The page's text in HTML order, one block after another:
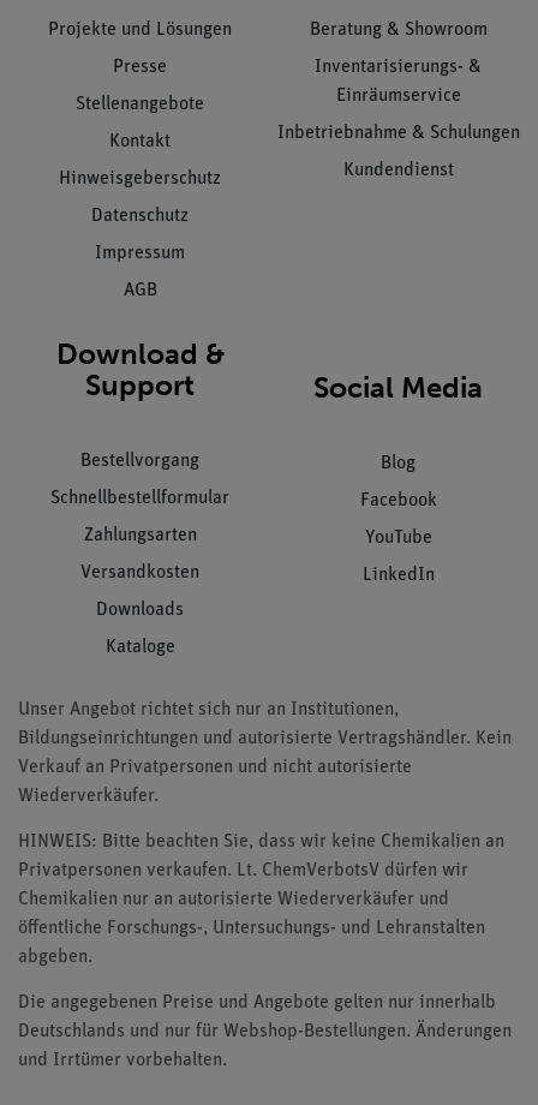
Projekte und Lösungen
Presse
Stellenangebote
Kontakt
Hinweisgeberschutz
Datenschutz
Impressum
AGB
Beratung & Showroom
Inventarisierungs- &
Einräumservice
Inbetriebnahme & Schulungen
Kundendienst
Download &
Support
Bestellvorgang
Schnellbestellformular
Zahlungsarten
Versandkosten
Downloads
Kataloge
Social Media
Blog
Facebook
YouTube
LinkedIn
Unser Angebot richtet sich nur an Institutionen,
Bildungseinrichtungen und autorisierte Vertragshändler. Kein
Verkauf an Privatpersonen und nicht autorisierte
Wiederverkäufer.
HINWEIS: Bitte beachten Sie, dass wir keine Chemikalien an
Privatpersonen verkaufen. Lt. ChemVerbotsV dürfen wir
Chemikalien nur an autorisierte Wiederverkäufer und
öffentliche Forschungs-, Untersuchungs- und Lehranstalten
abgeben.
Die angegebenen Preise und Angebote gelten nur innerhalb
Deutschlands und nur für Webshop-Bestellungen. Änderungen
und Irrtümer vorbehalten.